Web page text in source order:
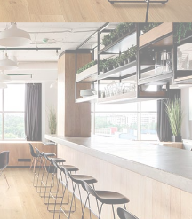

次へ

検索